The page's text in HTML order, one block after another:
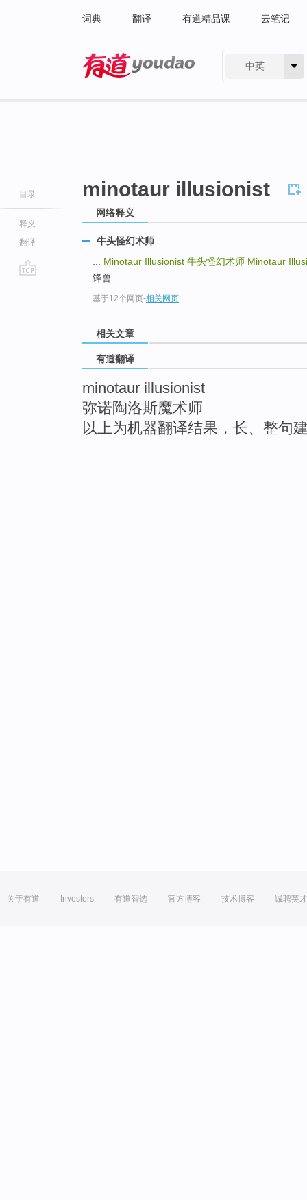
词典 翻译 有道精品课 云笔记
中英
目录
释义
翻译
minotaur illusionist
网络释义
牛头怪幻术师
Minotaur Illusionist 牛头怪幻术师 Minotaur
锋兽 ...
基于12个网页-相关网页
相关文章
有道翻译
minotaur illusionist
弥诺陶洛斯魔术师
以上为机器翻译结果，长、整句
关于有道 Investors 有道智选 官方博客 技术博客 诚聘英才